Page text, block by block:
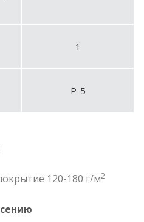
1
Р-5
120-180 г/м2